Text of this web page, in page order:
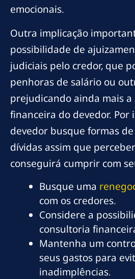
emocionais.
Outra implicação
possibilidade de
judiciais pelo credor, que
penhoras de salário ou
prejudicando ainda mais a
financeira do devedor. Por
devedor busque formas
dívidas assim que
conseguirá cumprir com
Busque uma
com os credores.
Considere a
consultoria
Mantenha um
seus gastos para
inadimplências.